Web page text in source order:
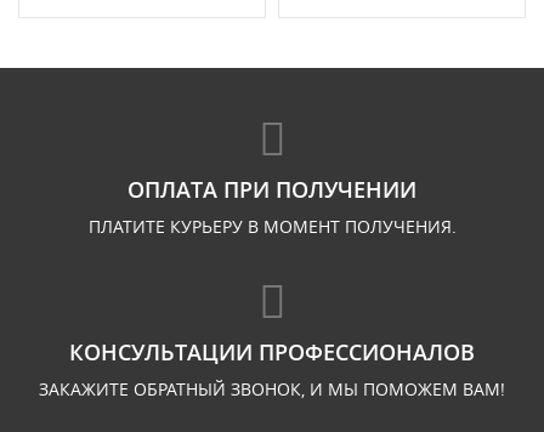
ОПЛАТА ПРИ ПОЛУЧЕНИИ
ПЛАТИТЕ КУРЬЕРУ В МОМЕНТ ПОЛУЧЕНИЯ.
КОНСУЛЬТАЦИИ ПРОФЕССИОНАЛОВ
ЗАКАЖИТЕ ОБРАТНЫЙ ЗВОНОК, И МЫ ПОМОЖЕМ ВАМ!